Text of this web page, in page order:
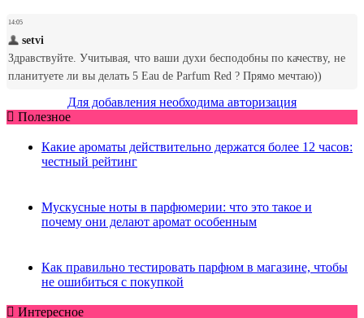
Для добавления необходима авторизация
Полезное
Какие ароматы действительно держатся более 12 часов:
честный рейтинг
Мускусные ноты в парфюмерии: что это такое и
почему они делают аромат особенным
Как правильно тестировать парфюм в магазине, чтобы
не ошибиться с покупкой
Интересное